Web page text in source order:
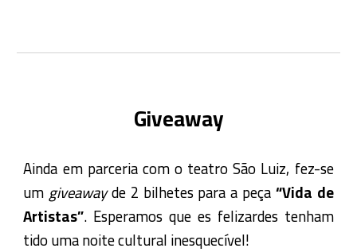
Giveaway
Ainda em parceria com o teatro São Luiz, fez-se
umgiveawayde 2 bilhetes para a peça“Vida de
Artistas”. Esperamos que es felizardes tenham
tido uma noite cultural inesquecível!